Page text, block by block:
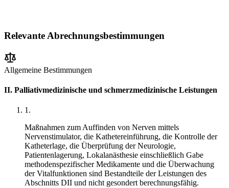
Relevante Abrechnungsbestimmungen
Allgemeine Bestimmungen
II. Palliativmedizinische und schmerzmedizinische Leistungen
1.
Maßnahmen zum Auffinden von Nerven mittels
Nervenstimulator, die Kathetereinführung, die Kontrolle der
Katheterlage, die Überprüfung der Neurologie,
Patientenlagerung, Lokalanästhesie einschließlich Gabe
methodenspezifischer Medikamente und die Überwachung
der Vitalfunktionen sind Bestandteile der Leistungen des
Abschnitts DII und nicht gesondert berechnungsfähig.